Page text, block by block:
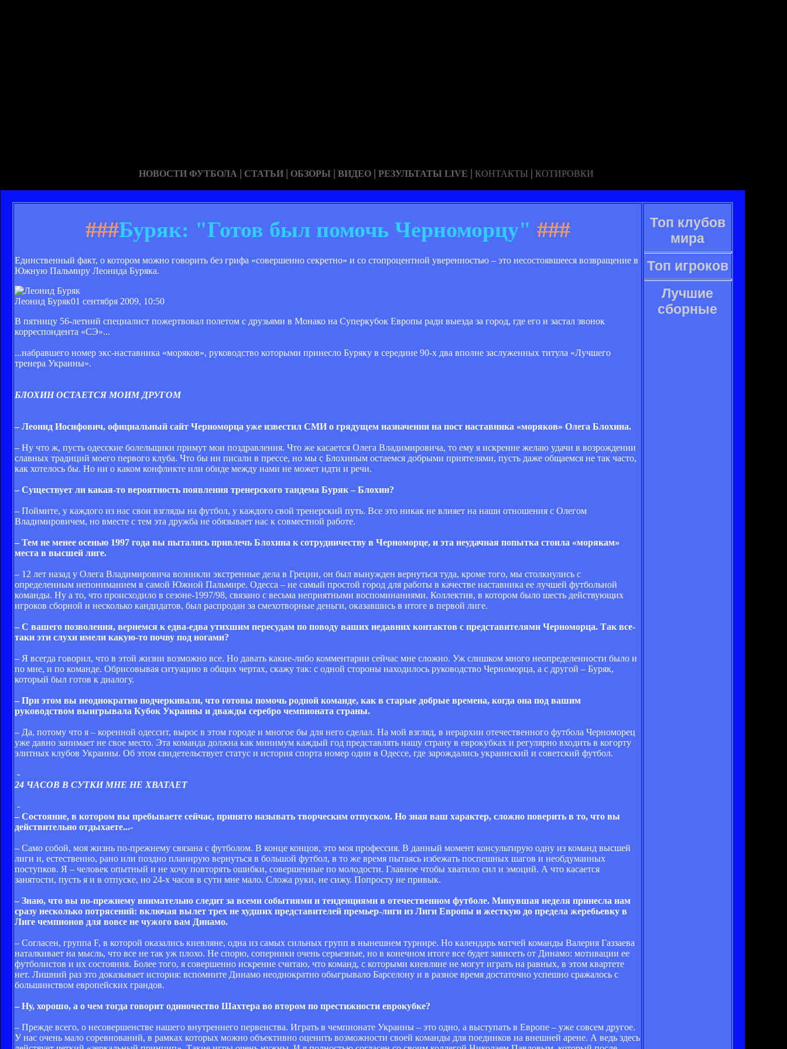
НОВОСТИ ФУТБОЛА | СТАТЬИ | ОБЗОРЫ | ВИДЕО | РЕЗУЛЬТАТЫ LIVE | КОНТАКТЫ | КОТИРОВКИ
###Буряк: "Готов был помочь Черноморцу" ###
Единственный факт, о котором можно говорить без грифа «совершенно секретно» и со стопроцентной уверенностью – это несостоявшееся возвращение в
Южную Пальмиру Леонида Буряка.
Леонид Буряк01 сентября 2009, 10:50
В пятницу 56-летний специалист пожертвовал полетом с друзьями в Монако на Суперкубок Европы ради выезда за город, где его и застал звонок
корреспондента «СЭ»...
...набравшего номер экс-наставника «моряков», руководство которыми принесло Буряку в середине 90-х два вполне заслуженных титула «Лучшего
тренера Украины».
БЛОХИН ОСТАЕТСЯ МОИМ ДРУГОМ
– Леонид Иосифович, официальный сайт Черноморца уже известил СМИ о грядущем назначении на пост наставника «моряков» Олега Блохина.
– Ну что ж, пусть одесские болельщики примут мои поздравления. Что же касается Олега Владимировича, то ему я искренне желаю удачи в возрождении
славных традиций моего первого клуба. Что бы ни писали в прессе, но мы с Блохиным остаемся добрыми приятелями, пусть даже общаемся не так часто,
как хотелось бы. Но ни о каком конфликте или обиде между нами не может идти и речи.
– Существует ли какая-то вероятность появления тренерского тандема Буряк – Блохин?
– Поймите, у каждого из нас свои взгляды на футбол, у каждого свой тренерский путь. Все это никак не влияет на наши отношения с Олегом
Владимировичем, но вместе с тем эта дружба не обязывает нас к совместной работе.
– Тем не менее осенью 1997 года вы пытались привлечь Блохина к сотрудничеству в Черноморце, и эта неудачная попытка стоила «морякам»
места в высшей лиге.
– 12 лет назад у Олега Владимировича возникли экстренные дела в Греции, он был вынужден вернуться туда, кроме того, мы столкнулись с
определенным непониманием в самой Южной Пальмире. Одесса – не самый простой город для работы в качестве наставника ее лучшей футбольной
команды. Ну а то, что происходило в сезоне-1997/98, связано с весьма неприятными воспоминаниями. Коллектив, в котором было шесть действующих
игроков сборной и несколько кандидатов, был распродан за смехотворные деньги, оказавшись в итоге в первой лиге.
– С вашего позволения, вернемся к едва-едва утихшим пересудам по поводу ваших недавних контактов с представителями Черноморца. Так все-
таки эти слухи имели какую-то почву под ногами?
– Я всегда говорил, что в этой жизни возможно все. Но давать какие-либо комментарии сейчас мне сложно. Уж слишком много неопределенности было и
по мне, и по команде. Обрисовывая ситуацию в общих чертах, скажу так: с одной стороны находилось руководство Черноморца, а с другой – Буряк,
который был готов к диалогу.
– При этом вы неоднократно подчеркивали, что готовы помочь родной команде, как в старые добрые времена, когда она под вашим
руководством выигрывала Кубок Украины и дважды серебро чемпионата страны.
– Да, потому что я – коренной одессит, вырос в этом городе и многое бы для него сделал. На мой взгляд, в иерархии отечественного футбола Черноморец
уже давно занимает не свое место. Эта команда должна как минимум каждый год представлять нашу страну в еврокубках и регулярно входить в когорту
элитных клубов Украины. Об этом свидетельствует статус и история спорта номер один в Одессе, где зарождались украинский и советский футбол.
-
24 ЧАСОВ В СУТКИ МНЕ НЕ ХВАТАЕТ
-
– Состояние, в котором вы пребываете сейчас, принято называть творческим отпуском. Но зная ваш характер, сложно поверить в то, что вы
действительно отдыхаете...-
– Само собой, моя жизнь по-прежнему связана с футболом. В конце концов, это моя профессия. В данный момент консультирую одну из команд высшей
лиги и, естественно, рано или поздно планирую вернуться в большой футбол, в то же время пытаясь избежать поспешных шагов и необдуманных
поступков. Я – человек опытный и не хочу повторять ошибки, совершенные по молодости. Главное чтобы хватило сил и эмоций. А что касается
занятости, пусть я и в отпуске, но 24-х часов в сути мне мало. Сложа руки, не сижу. Попросту не привык.
– Знаю, что вы по-прежнему внимательно следит за всеми событиями и тенденциями в отечественном футболе. Минувшая неделя принесла нам
сразу несколько потрясений: включая вылет трех не худших представителей премьер-лиги из Лиги Европы и жесткую до предела жеребьевку в
Лиге чемпионов для вовсе не чужого вам Динамо.
– Согласен, группа F, в которой оказались киевляне, одна из самых сильных групп в нынешнем турнире. Но календарь матчей команды Валерия Газзаева
наталкивает на мысль, что все не так уж плохо. Не спорю, соперники очень серьезные, но в конечном итоге все будет зависеть от Динамо: мотивации ее
футболистов и их состояния. Более того, я совершенно искренне считаю, что команд, с которыми киевляне не могут играть на равных, в этом квартете
нет. Лишний раз это доказывает история: вспомните Динамо неоднократно обыгрывало Барселону и в разное время достаточно успешно сражалось с
большинством европейских грандов.
– Ну, хорошо, а о чем тогда говорит одиночество Шахтера во втором по престижности еврокубке?
– Прежде всего, о несовершенстве нашего внутреннего первенства. Играть в чемпионате Украины – это одно, а выступать в Европе – уже совсем другое.
У нас очень мало соревнований, в рамках которых можно объективно оценить возможности своей команды для поединков на внешней арене. А ведь здесь
Топ клубов
мира
Топ игроков
Лучшие
сборные